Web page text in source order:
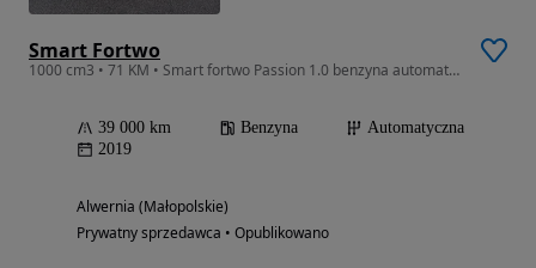
Smart Fortwo
1000 cm3 • 71 KM • Smart fortwo Passion 1.0 benzyna automat niski przebieg zadbany
39 000 km Benzyna
Automatyczna
2019
Alwernia (Małopolskie)
Prywatny sprzedawca • Opublikowano